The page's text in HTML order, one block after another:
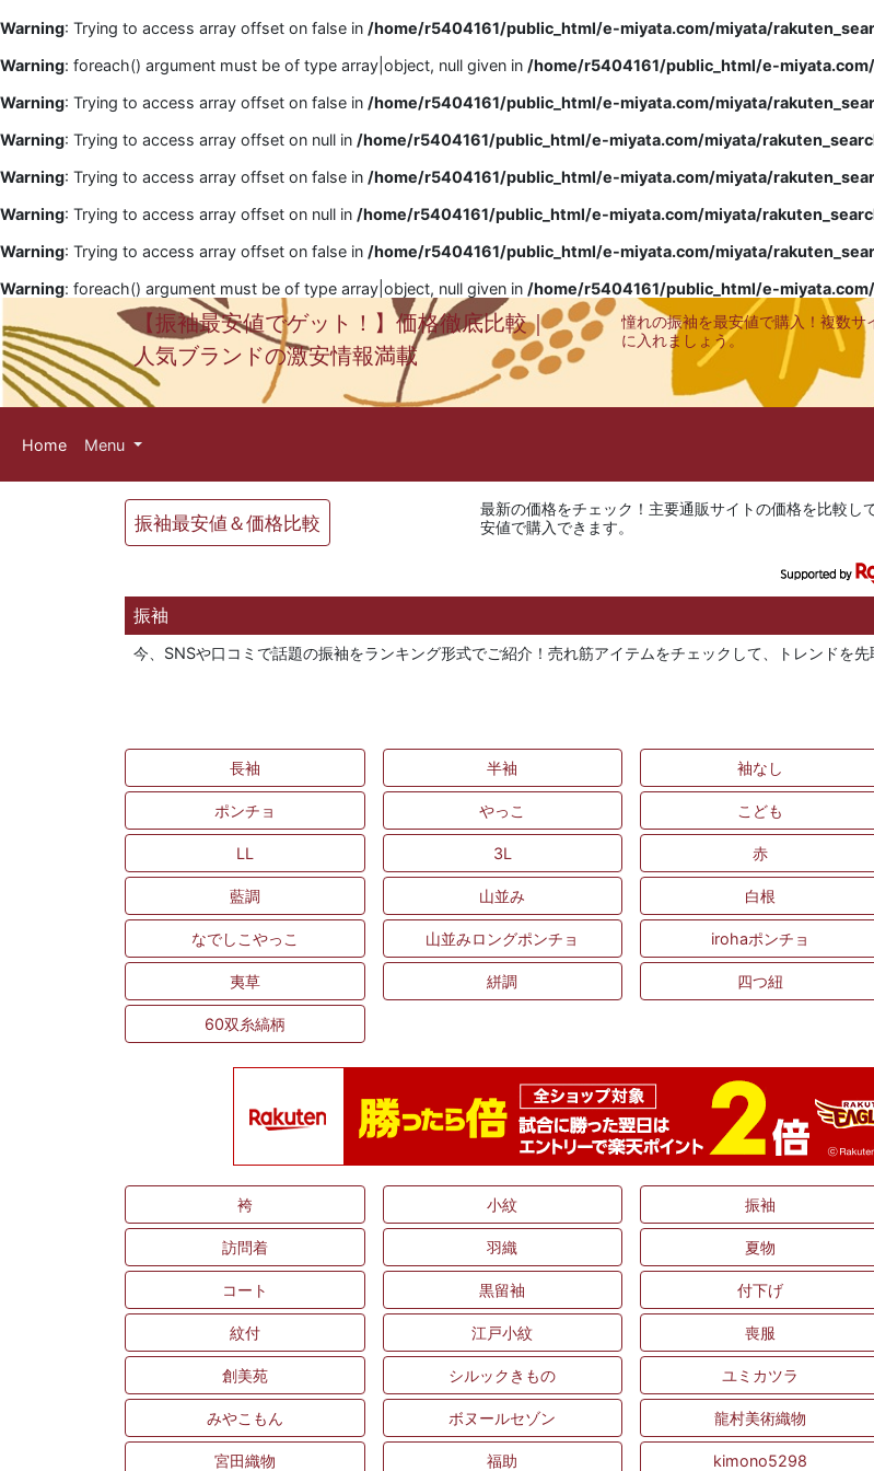
Warning: Trying to access array offset on false in /home/r5404161/public_html/e-miyata.com/miyata/
Warning: foreach() argument must be of type array|object, null given in /home/r5404161/public_html/e-
Warning: Trying to access array offset on false in /home/r5404161/public_html/e-miyata.com/miyata/
Warning: Trying to access array offset on null in /home/r5404161/public_html/e-miyata.com/miyata/
Warning: Trying to access array offset on false in /home/r5404161/public_html/e-miyata.com/miyata/
Warning: Trying to access array offset on null in /home/r5404161/public_html/e-miyata.com/miyata/
Warning: Trying to access array offset on false in /home/r5404161/public_html/e-miyata.com/miyata/
Warning: foreach() argument must be of type array|object, null given in /home/r5404161/public_html/e-
【振袖最安値でゲット！】価格徹底比較｜
人気ブランドの激安情報満載
憧れの振袖を最安値で購入！複数
に入れましょう。
Home Menu
振袖最安値＆価格比較
最新の価格をチェック！主要通販サイトの価格を比較し
安値で購入できます。
振袖
今、SNSや口コミで話題の振袖をランキング形式でご紹介！売れ筋アイテムをチェックして、トレンドを先
長袖 半袖 袖なし
ポンチョ やっこ こども
LL 3L 赤
藍調 山並み 白根
なでしこやっこ 山並みロングポンチョ irohaポンチョ
夷草 絣調 四つ紐
60双糸縞柄
袴 小紋 振袖
訪問着 羽織 夏物
コート 黒留袖 付下げ
紋付 江戸小紋 喪服
創美苑 シルックきもの ユミカツラ
みやこもん ボヌールセゾン 龍村美術織物
宮田織物 福助 kimono5298